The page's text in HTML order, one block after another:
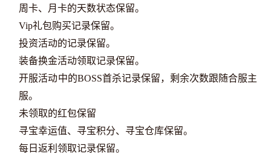
周卡、月卡的天数状态保留。
Vip礼包购买记录保留。
投资活动的记录保留。
装备换金活动领取记录保留。
开服活动中的BOSS首杀记录保留，剩余次数跟随合服主
服。
未领取的红包保留
寻宝幸运值、寻宝积分、寻宝仓库保留。
每日返利领取记录保留。